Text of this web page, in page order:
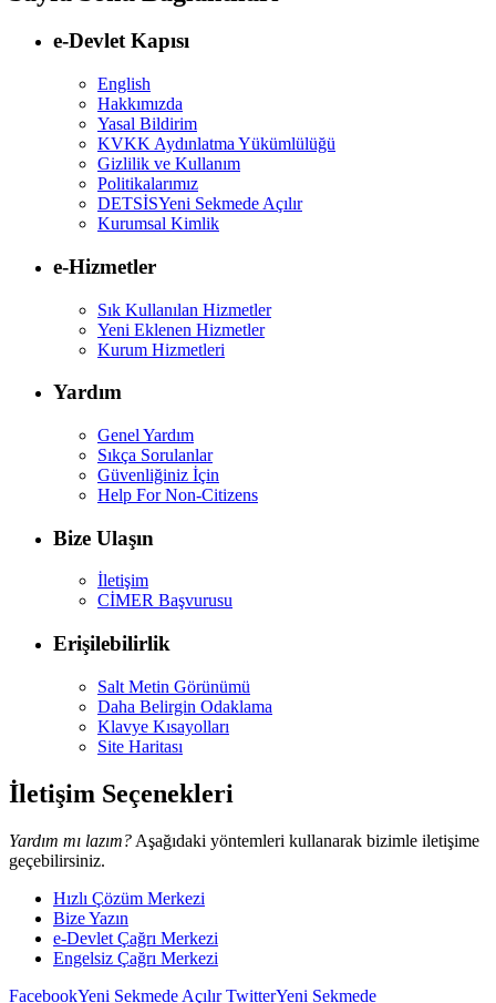
e-Devlet Kapısı
English
Hakkımızda
Yasal Bildirim
KVKK Aydınlatma Yükümlülüğü
Gizlilik ve Kullanım
Politikalarımız
DETSİSYeni Sekmede Açılır
Kurumsal Kimlik
e-Hizmetler
Sık Kullanılan Hizmetler
Yeni Eklenen Hizmetler
Kurum Hizmetleri
Yardım
Genel Yardım
Sıkça Sorulanlar
Güvenliğiniz İçin
Help For Non-Citizens
Bize Ulaşın
İletişim
CİMER Başvurusu
Erişilebilirlik
Salt Metin Görünümü
Daha Belirgin Odaklama
Klavye Kısayolları
Site Haritası
İletişim Seçenekleri
Yardım mı lazım? Aşağıdaki yöntemleri kullanarak bizimle iletişime
geçebilirsiniz.
Hızlı Çözüm Merkezi
Bize Yazın
e-Devlet Çağrı Merkezi
Engelsiz Çağrı Merkezi
FacebookYeni Sekmede AçılırTwitterYeni Sekmede